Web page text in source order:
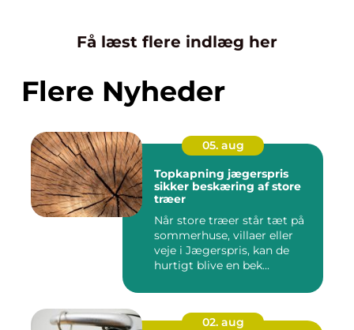
Få læst flere indlæg her
Flere Nyheder
05. aug
Topkapning jægerspris
sikker beskæring af store
træer
Når store træer står tæt på
sommerhuse, villaer eller
veje i Jægerspris, kan de
hurtigt blive en bek...
02. aug